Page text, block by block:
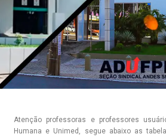
Atenção professoras e professores
Humana e Unimed, segue abaixo as